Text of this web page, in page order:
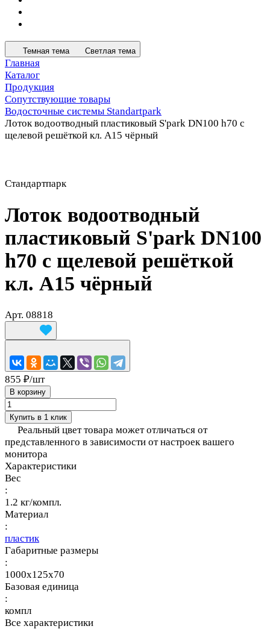
Темная тема Светлая тема
Главная
Каталог
Продукция
Сопутствующие товары
Водосточные системы Standartpark
Лоток водоотводный пластиковый S'park DN100 h70 с
щелевой решёткой кл. А15 чёрный
Стандартпарк
Лоток водоотводный
пластиковый S'park DN100
h70 с щелевой решёткой
кл. А15 чёрный
Арт. 08818
855 ₽/шт
В корзину
Купить в 1 клик
Реальный цвет товара может отличаться от
представленного в зависимости от настроек вашего
монитора
Характеристики
Вес
:
1.2 кг/компл.
Материал
:
пластик
Габаритные размеры
:
1000x125x70
Базовая единица
:
компл
Все характеристики